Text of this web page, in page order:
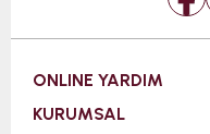
ONLINE YARDIM
KURUMSAL